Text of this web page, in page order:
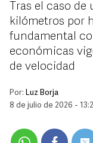
Tras el caso
kilómetros por
fundamental
económicas
de velocidad
Por: Luz Borja
8 de julio de 2026 -